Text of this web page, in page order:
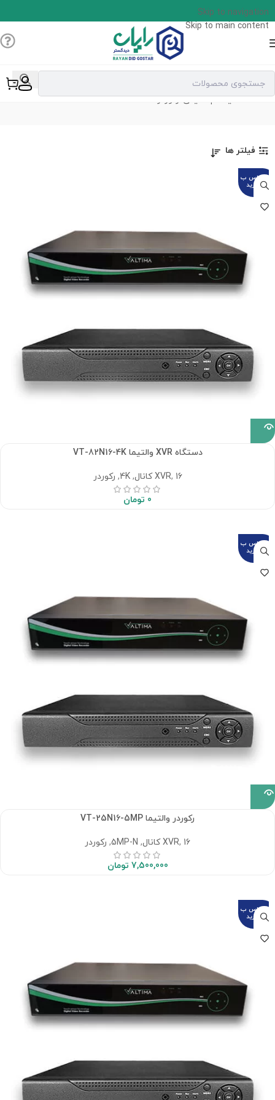
Skip to navigation
Skip to main content
خانه سیستم امنیتی رکوردر XVR
فیلتر ها
تماس ب
گیرید
دستگاه XVR والتیما VT-82N16-4K
XVR,16 کانال ,
4K
,رکوردر
تومان
تماس ب
گیرید
رکوردر والتیما VT-25N16-5MP
XVR,16 کانال ,
5MP-N
,رکوردر
7,500,000 تومان
تماس ب
گیرید